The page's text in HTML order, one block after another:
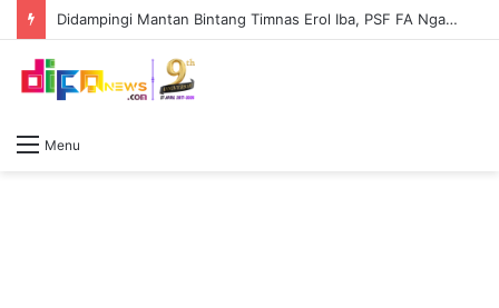
Didampingi Mantan Bintang Timnas Erol Iba, PSF FA Ngamuk dan Hancurkan Putra Sejati
Menu